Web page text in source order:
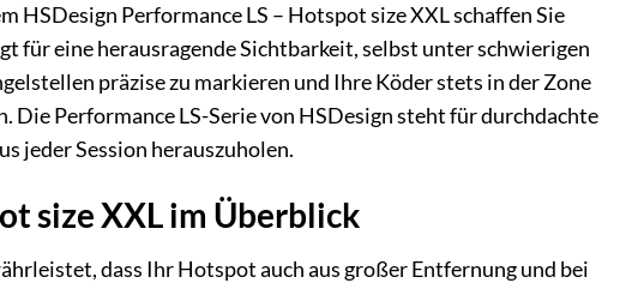
Performance LS – Hotspot size XXL schaffen Sie
für eine herausragende Sichtbarkeit, selbst unter schwierigen
präzise zu markieren und Ihre Köder stets in der Zone
Performance LS-Serie von HSDesign steht für durchdachte
jeder Session herauszuholen.
size XXL im Überblick
dass Ihr Hotspot auch aus großer Entfernung und bei